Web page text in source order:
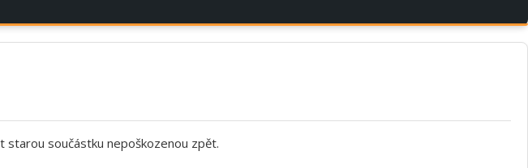
starou součástku nepoškozenou zpět.